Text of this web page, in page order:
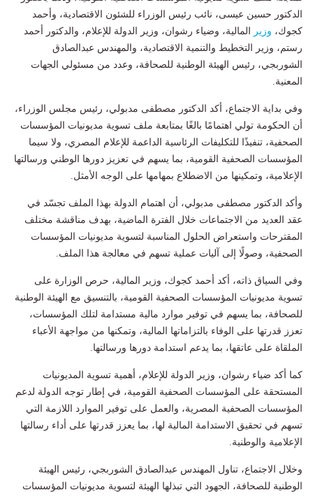
الدكتور حسين عيسى، نائب رئيس الوزراء للشئون الاقتصادية، وأحمد
كجوك، وزير
المالية، وضياء رشوان، وزير الدولة للإعلام، والدكتور أحمد
رستم، وزير التخطيط والتنمية الاقتصادية، والمهندس عبدالصادق
الشوربجي، رئيس الهيئة الوطنية للصحافة، وعدد من مسئولي الجهات
المعنية.
وفي بداية الاجتماع، أكد الدكتور مصطفى مدبولي، رئيس مجلس الوزراء،
أن الحكومة تولي اهتمامًا بالغًا بمتابعة ملف تسوية مديونيات المؤسسات
الصحفية، تنفيذًا للتكليفات الرئاسية الداعمة للإعلام المصري، ولا سيما
المؤسسات الصحفية القومية، بما يسهم في تعزيز دورها الوطني ورسالتها
الإعلامية، وتمكينها من الاضطلاع بمهامها على الوجه الأمثل.
وأكد الدكتور مصطفى مدبولي، أن اهتمام الدولة بهذا الملف تجسّد في
عقد العديد من الاجتماعات خلال الفترة الماضية، بهدف مناقشة مختلف
المقترحات واستعراض الحلول المناسبة لتسوية مديونيات المؤسسات
الصحفية، وصولًا إلى آليات عملية تسهم في معالجة هذا الملف.
وفي السياق ذاته، أكد أحمد كجوك، وزير المالية، حرص الوزارة على
تسوية مديونيات المؤسسات الصحفية القومية، بالتنسيق مع الهيئة الوطنية
للصحافة، بما يسهم في توفير موارد مالية مستدامة لتلك المؤسسات،
تعزز قدرتها على الوفاء بالتزاماتها المالية، وتمكنها من مواجهة الأعباء
الملقاة على عاتقها، بما يدعم استدامة دورها ورسالتها.
كما أكد ضياء رشوان، وزير الدولة للإعلام، أهمية تسوية المديونيات
المستحقة على المؤسسات الصحفية القومية، في إطار توجه الدولة لدعم
المؤسسات الصحفية المصرية، والعمل على توفير الموارد اللازمة التي
تسهم في تحقيق الاستدامة المالية لها، بما يعزز قدرتها على أداء رسالتها
الإعلامية والوطنية.
وخلال الاجتماع، تناول المهندس عبدالصادق الشوربجي، رئيس الهيئة
الوطنية للصحافة، الجهود التي تبذلها الهيئة لتسوية مديونيات المؤسسات